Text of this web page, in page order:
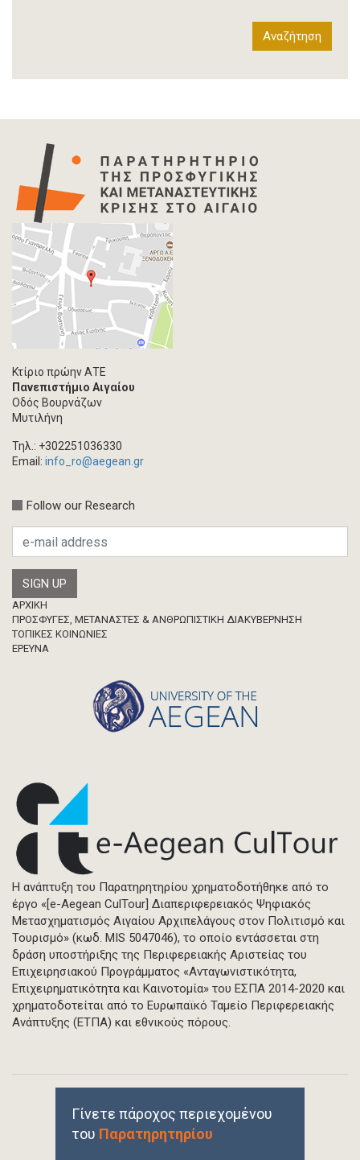
Info-graphic
Επιστολή
Συνέντευξη
Πρωτογενές υλικό
Φωτογραφία
Εκδηλώσεις
Ανάρτηση Blog
Multimedia
Άρθρο ακαδημαϊκoύ περιοδικού
Τεύχος ακαδημαϊκού περιοδικού
Βιβλίο/Μονογραφία
Κεφάλαιο σε συλλογικό τόμο
Προσκλήσεις
Ερευνητική δημοσίευση
Μεταπτυχιακή Διπλωματική Εργασία
Κτίριο πρώην ΑΤΕ
Πανεπιστήμιο Αιγαίου
Οδός Βουρνάζων
Μυτιλήνη
Τηλ.: +302251036330
Email: info_ro@aegean.gr
Follow our Research
Footer
ΑΡΧΙΚΗ
ΠΡΟΣΦΥΓΕΣ, ΜΕΤΑΝΑΣΤΕΣ & ΑΝΘΡΩΠΙΣΤΙΚΗ ΔΙΑΚΥΒΕΡΝΗΣΗ
ΤΟΠΙΚΕΣ ΚΟΙΝΩΝΙΕΣ
ΈΡΕΥΝΑ
Η ανάπτυξη του Παρατηρητηρίου χρηματοδοτήθηκε από το
έργο «[e-Aegean CulTour] Διαπεριφερειακός Ψηφιακός
Μετασχηματισμός Αιγαίου Αρχιπελάγους στον Πολιτισμό και
Τουρισμό» (κωδ. MIS 5047046), το οποίο εντάσσεται στη
δράση υποστήριξης της Περιφερειακής Αριστείας του
Επιχειρησιακού Προγράμματος «Ανταγωνιστικότητα,
Επιχειρηματικότητα και Καινοτομία» του ΕΣΠΑ 2014-2020 και
χρηματοδοτείται από το Ευρωπαϊκό Ταμείο Περιφερειακής
Ανάπτυξης (ΕΤΠΑ) και εθνικούς πόρους.
Γίνετε πάροχος περιεχομένου
του Παρατηρητηρίου